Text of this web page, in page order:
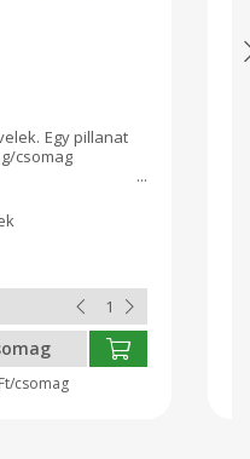
Egy pillanat
csomag
csomag